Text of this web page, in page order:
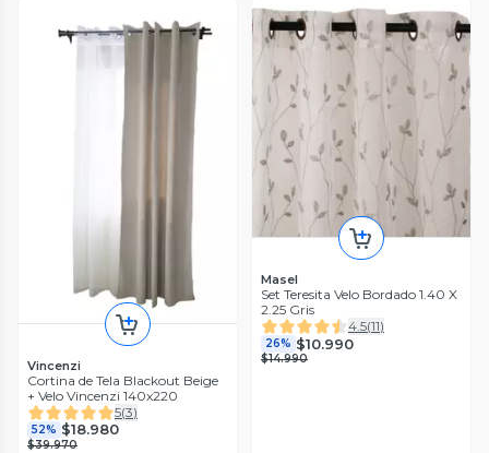
Vincenzi
Cortina de Tela Blackout Beige
+ Velo Vincenzi 140x220
5(3)
52% $18.980
$39.970
Masel
Set Teresita Velo Bordado 1.40 X
2.25 Gris
4.5(11)
26% $10.990
$14.990